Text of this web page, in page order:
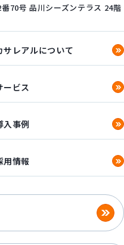
70号 品川シーズンテラス 24階
サレアルについて
ービス
入事例
用情報